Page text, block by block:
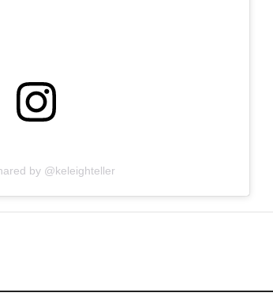
by @keleighteller